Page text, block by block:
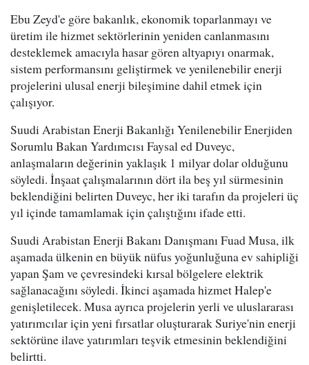
Ebu Zeyd'e göre bakanlık, ekonomik toparlanmayı ve
üretim ile hizmet sektörlerinin yeniden canlanmasını
desteklemek amacıyla hasar gören altyapıyı onarmak,
sistem performansını geliştirmek ve yenilenebilir enerji
projelerini ulusal enerji bileşimine dahil etmek için
çalışıyor.
Suudi Arabistan Enerji Bakanlığı Yenilenebilir Enerjiden
Sorumlu Bakan Yardımcısı Faysal ed Duveyc,
anlaşmaların değerinin yaklaşık 1 milyar dolar olduğunu
söyledi. İnşaat çalışmalarının dört ila beş yıl sürmesinin
beklendiğini belirten Duveyc, her iki tarafın da projeleri üç
yıl içinde tamamlamak için çalıştığını ifade etti.
Suudi Arabistan Enerji Bakanı Danışmanı Fuad Musa, ilk
aşamada ülkenin en büyük nüfus yoğunluğuna ev sahipliği
yapan Şam ve çevresindeki kırsal bölgelere elektrik
sağlanacağını söyledi. İkinci aşamada hizmet Halep'e
genişletilecek. Musa ayrıca projelerin yerli ve uluslararası
yatırımcılar için yeni fırsatlar oluşturarak Suriye'nin enerji
sektörüne ilave yatırımları teşvik etmesinin beklendiğini
belirtti.